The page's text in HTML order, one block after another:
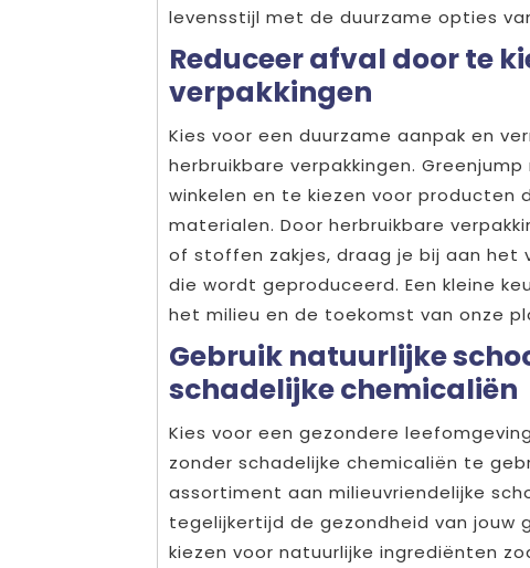
levensstijl met de duurzame opties
Reduceer afval door te
verpakkingen
Kies voor een duurzame aanpak en
herbruikbare verpakkingen.
winkelen en te kiezen voor producten
materialen. Door herbruikbare
of stoffen zakjes, draag je bij aan het
die wordt geproduceerd. Een kleine
het milieu en de toekomst van onze
Gebruik natuurlijke
schadelijke chemicaliën
Kies voor een gezondere
zonder schadelijke chemicaliën te
assortiment aan milieuvriendelijke
tegelijkertijd de gezondheid van jouw
kiezen voor natuurlijke ingrediënten